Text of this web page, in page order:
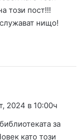
този пост!!!
нищо!
2024 в 10:00ч
за
като този